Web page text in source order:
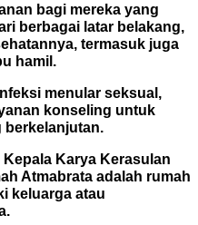
bagi mereka yang
berbagai latar belakang,
termasuk juga
hamil.
menular seksual,
konseling untuk
berkelanjutan.
Karya Kerasulan
Atmabrata adalah rumah
keluarga atau